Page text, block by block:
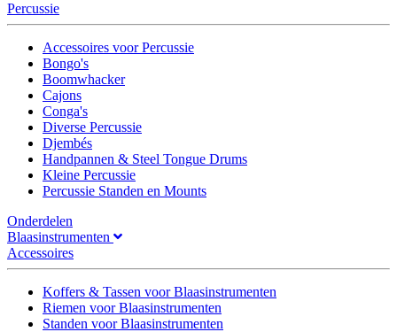
Percussie
Accessoires voor Percussie
Bongo's
Boomwhacker
Cajons
Conga's
Diverse Percussie
Djembés
Handpannen & Steel Tongue Drums
Kleine Percussie
Percussie Standen en Mounts
Onderdelen
Blaasinstrumenten
Accessoires
Koffers & Tassen voor Blaasinstrumenten
Riemen voor Blaasinstrumenten
Standen voor Blaasinstrumenten